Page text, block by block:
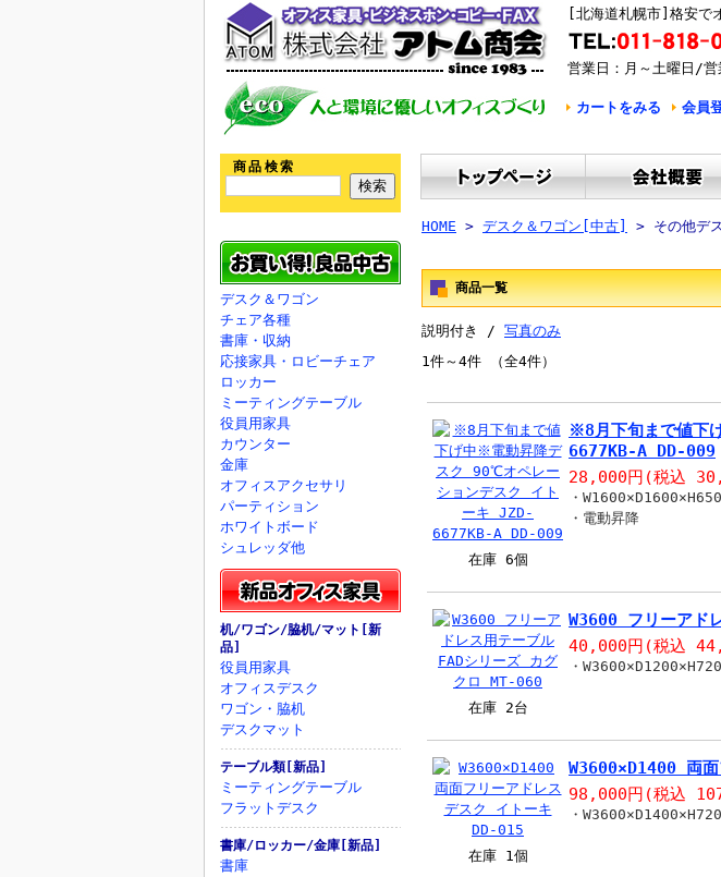
[北海道札幌市]格安で
営業日：月～土曜日/
カートをみる 会員
商品検索
デスク＆ワゴン
チェア各種
書庫・収納
応接家具・ロビーチェア
ロッカー
ミーティングテーブル
役員用家具
カウンター
金庫
オフィスアクセサリ
パーティション
ホワイトボード
シュレッダ他
机/ワゴン/脇机/マット[新
品]
役員用家具
オフィスデスク
ワゴン・脇机
デスクマット
テーブル類[新品]
ミーティングテーブル
フラットデスク
書庫/ロッカー/金庫[新品]
書庫
HOME > デスク＆ワゴン[中古] > その他デ
商品一覧
説明付き / 写真のみ
1件～4件 （全4件）
在庫 6個
※8月下旬まで値下
6677KB-A DD-009
28,000円 (税込
・
・電動昇降
在庫 2台
W3600 フリーアド
40,000円 (税込
・
在庫 1個
W3600×D1400 両
98,000円 (税込
・W3600×D1400×H720